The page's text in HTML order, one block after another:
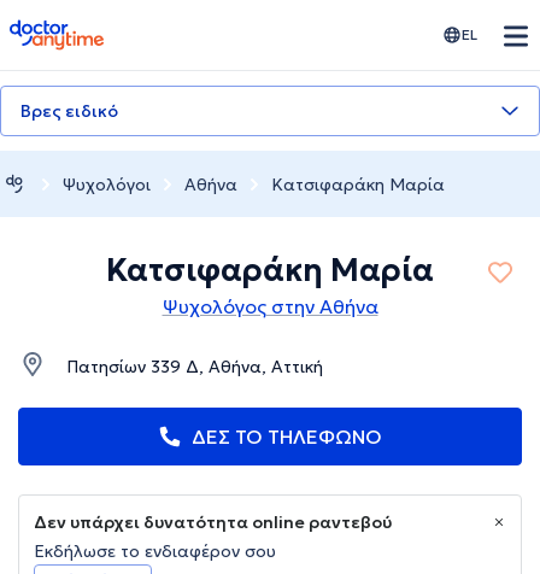
doctoranytime EL
Βρες ειδικό
Ψυχολόγοι Αθήνα Κατσιφαράκη Μαρία
Κατσιφαράκη Μαρία
Ψυχολόγος στην Αθήνα
Πατησίων 339 Δ, Αθήνα, Αττική
ΔΕΣ ΤΟ ΤΗΛΕΦΩΝΟ
Δεν υπάρχει δυνατότητα online ραντεβού
Εκδήλωσε το ενδιαφέρον σου